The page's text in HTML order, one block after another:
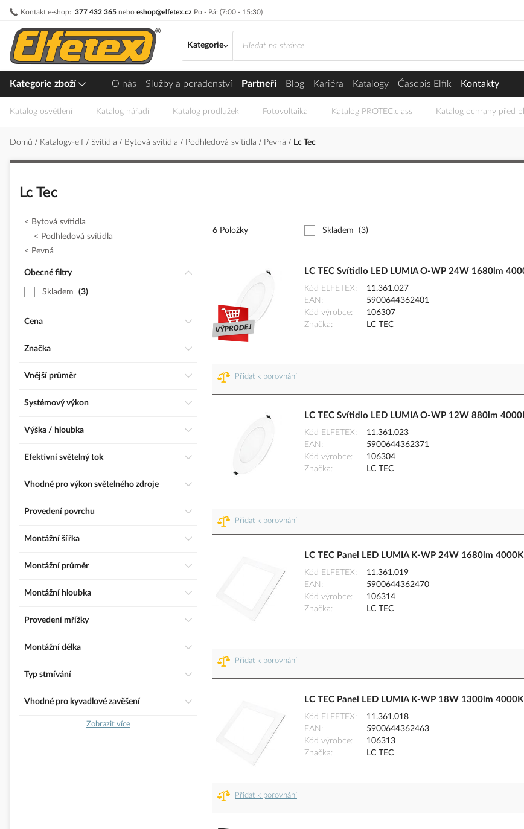
Kontakt e-shop: 377 432 365 nebo eshop@elfetex.cz Po - Pá: (7:00 - 15:30)
Přejít
obsah
Kategorie
Kategorie zboží O nás Služby a poradenství Partneři Blog Kariéra Katalogy Časopis Elfík Kontakty
Katalog osvětlení Katalog nářadí Katalog prodlužek Fotovoltaika Katalog PROTEC.class Katalog ochrany před
Domů Katalogy-elf Svítidla Bytová svítidla Podhledová svítidla Pevná Lc Tec
Lc Tec
6 Položky Skladem (3)
LC TEC Svítidlo LED LUMIA O-WP 24W 1680lm
Kód ELFETEX
11.361.027
EAN
5900644362401
Kód výrobce
106307
Značka
LC TEC
Přidat k porovnání
LC TEC Svítidlo LED LUMIA O-WP 12W 880lm
Kód ELFETEX
11.361.023
EAN
5900644362371
Kód výrobce
106304
Značka
LC TEC
Přidat k porovnání
LC TEC Panel LED LUMIA K-WP 24W 1680lm
Kód ELFETEX
11.361.019
EAN
5900644362470
Kód výrobce
106314
Značka
LC TEC
Přidat k porovnání
LC TEC Panel LED LUMIA K-WP 18W 1300lm
Kód ELFETEX
11.361.018
EAN
5900644362463
Kód výrobce
106313
Značka
LC TEC
Přidat k porovnání
Bytová svítidla
Podhledová svítidla
Pevná
Obecné filtry
Skladem 3
Cena
Značka
Vnější průměr
Systémový výkon
Výška / hloubka
Efektivní světelný tok
Vhodné pro výkon světelného zdroje
Provedení povrchu
Montážní šířka
Montážní průměr
Montážní hloubka
Provedení mřížky
Montážní délka
Typ stmívání
Vhodné pro kyvadlové zavěšení
Zobrazit více